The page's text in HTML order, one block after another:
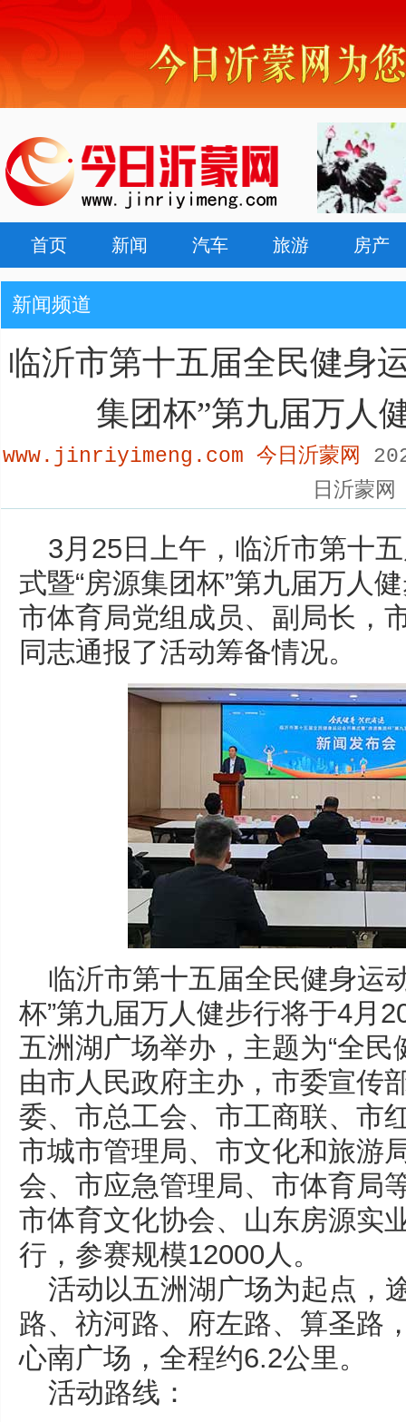
首页 新闻 汽车 旅游 房产
新闻频道
临沂市第十五届全民健身
集团杯”第九届万人
www.jinriyimeng.com 今日沂蒙网
日沂蒙网
3月25日上午，临沂市第十
式暨“房源集团杯”第九届万人
市体育局党组成员、副局长，
同志通报了活动筹备情况。
临沂市第十五届全民健身运
杯”第九届万人健步行将于4月
五洲湖广场举办，主题为“全民
由市人民政府主办，市委宣传
委、市总工会、市工商联、市
市城市管理局、市文化和旅游
会、市应急管理局、市体育局
市体育文化协会、山东房源实
行，参赛规模12000人。
活动以五洲湖广场为起点，
路、祊河路、府左路、算圣路
心南广场，全程约6.2公里。
活动路线：